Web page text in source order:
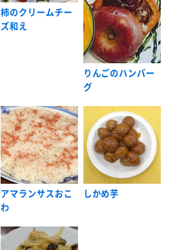
柿のクリームチー
ズ和え
りんごのハンバー
グ
アマランサスおこ
わ
しかめ芋